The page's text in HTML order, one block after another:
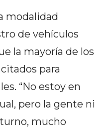
modalidad
de vehículos
la mayoría de los
para
“No estoy en
pero la gente ni
mucho